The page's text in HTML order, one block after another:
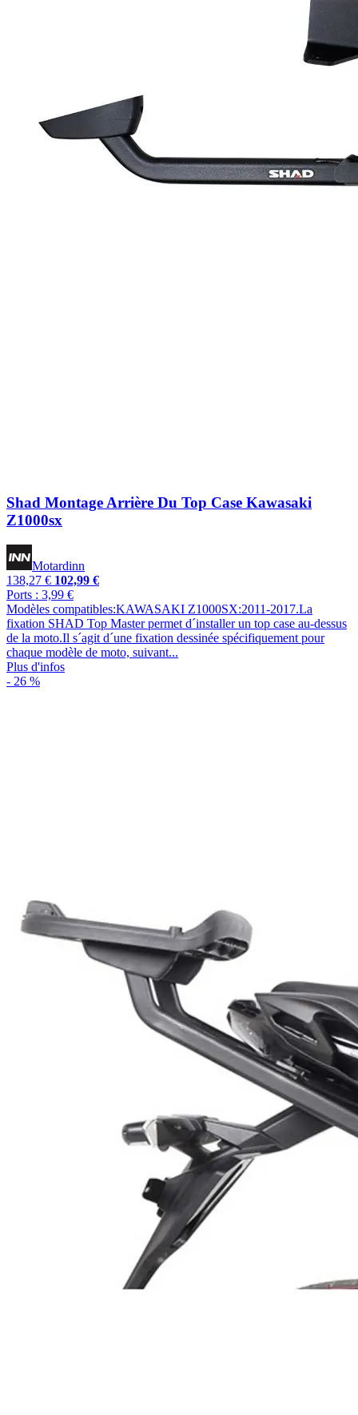
Shad Montage Arrière Du Top Case Kawasaki
Z1000sx
Motardinn
138,27 € 102,99 €
Ports : 3,99 €
Modèles compatibles:KAWASAKI Z1000SX:2011-2017.La
fixation SHAD Top Master permet d´installer un top case au-dessus
de la moto.Il s´agit d´une fixation dessinée spécifiquement pour
chaque modèle de moto, suivant...
Plus d'infos
- 26 %